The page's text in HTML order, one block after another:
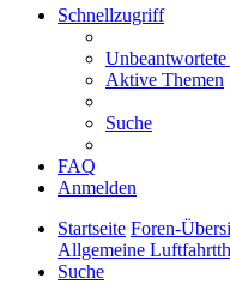
Schnellzugriff
Aktive Themen
Suche
FAQ
Anmelden
Startseite Foren-
Allgemeine
Suche